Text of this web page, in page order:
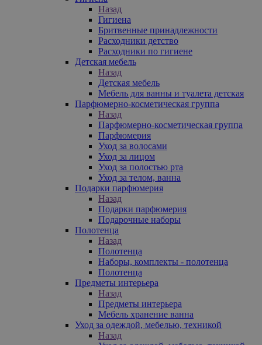
Назад
Гигиена
Бритвенные принадлежности
Расходники детство
Расходники по гигиене
Детская мебель
Назад
Детская мебель
Мебель для ванны и туалета детская
Парфюмерно-косметическая группа
Назад
Парфюмерно-косметическая группа
Парфюмерия
Уход за волосами
Уход за лицом
Уход за полостью рта
Уход за телом, ванна
Подарки парфюмерия
Назад
Подарки парфюмерия
Подарочные наборы
Полотенца
Назад
Полотенца
Наборы, комплекты - полотенца
Полотенца
Предметы интерьера
Назад
Предметы интерьера
Мебель хранение ванна
Уход за одеждой, мебелью, техникой
Назад